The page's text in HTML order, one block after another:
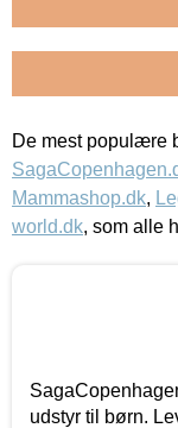
De mest populære
Mammashop.dk,
world.dk, som alle
udstyr til børn.